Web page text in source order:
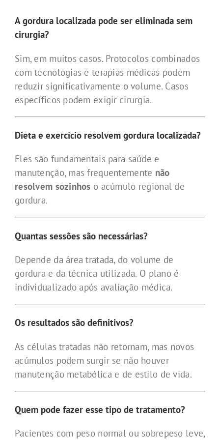
A gordura localizada pode ser eliminada sem
cirurgia?
Sim, em muitos casos. Protocolos combinados
com tecnologias e terapias médicas podem
reduzir significativamente o volume. Casos
específicos podem exigir cirurgia.
Dieta e exercício resolvem gordura localizada?
Eles são fundamentais para saúde e
manutenção, mas frequentemente não
resolvem sozinhos o acúmulo regional de
gordura.
Quantas sessões são necessárias?
Depende da área tratada, do volume de
gordura e da técnica utilizada. O plano é
individualizado após avaliação médica.
Os resultados são definitivos?
As células tratadas não retornam, mas novos
acúmulos podem surgir se não houver
manutenção metabólica e de estilo de vida.
Quem pode fazer esse tipo de tratamento?
Pacientes com peso normal ou sobrepeso leve,